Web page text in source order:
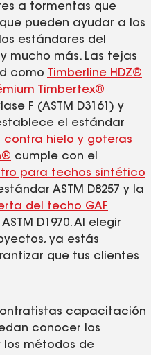
a tormentas que
pueden ayudar a los
estándares del
y mucho más. Las tejas
como
Timberline HDZ®
Timbertex®
F (ASTM D3161) y
el estándar
contra hielo y goteras
cumple con el
para techos sintético
ASTM D8257 y la
del techo GAF
D1970. Al elegir
ya estás
que tus clientes
capacitación
conocer los
métodos de